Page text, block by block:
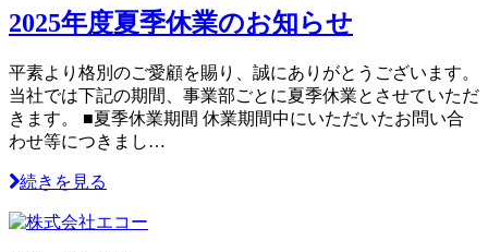
2025年度夏季休業のお知らせ
平素より格別のご愛顧を賜り、誠にありがとうございます。
当社では下記の期間、事業部ごとに夏季休業とさせていただ
きます。 ■夏季休業期間 休業期間中にいただいたお問い合
わせ等につきまし…
続きを見る